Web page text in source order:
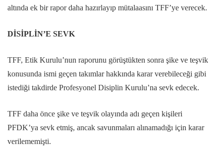
altında ek bir rapor daha hazırlayıp mütalaasını TFF’ye verecek.
DİSİPLİN’E SEVK
TFF, Etik Kurulu’nun raporunu görüştükten sonra şike ve teşvik
konusunda ismi geçen takımlar hakkında karar verebileceği gibi
istediği takdirde Profesyonel Disiplin Kurulu’na sevk edecek.
TFF daha önce şike ve teşvik olayında adı geçen kişileri
PFDK’ya sevk etmiş, ancak savunmaları alınamadığı için karar
verilememişti.